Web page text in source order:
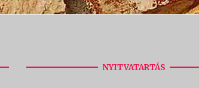
NYITVATARTÁS